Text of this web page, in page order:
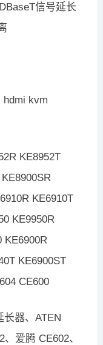
信号延长
hdmi kvm
KE8952T
KE6910T
KE9950R
KE6900R
KE6900ST
CE600
长器、ATEN
爱腾 CE602、